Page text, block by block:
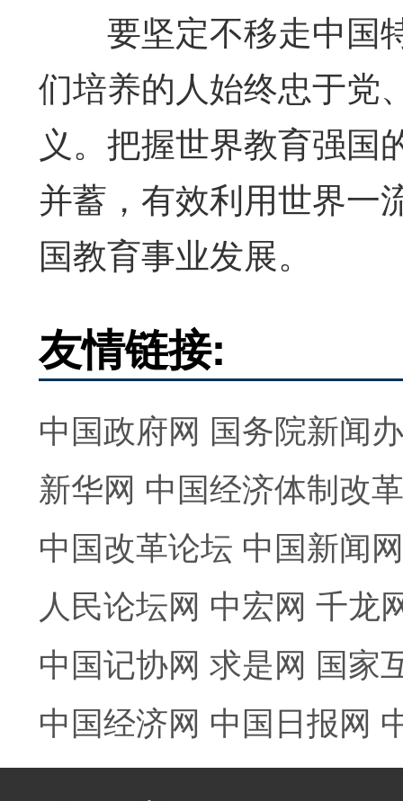
要坚定不移走中国
们培养的人始终忠于党
义。把握世界教育强国
并蓄，有效利用世界一
国教育事业发展。
友情链接:
中国政府网 国务院新闻
新华网 中国经济体制改
中国改革论坛 中国新闻网
人民论坛网 中宏网 千龙
中国记协网 求是网 国家
中国经济网 中国日报网